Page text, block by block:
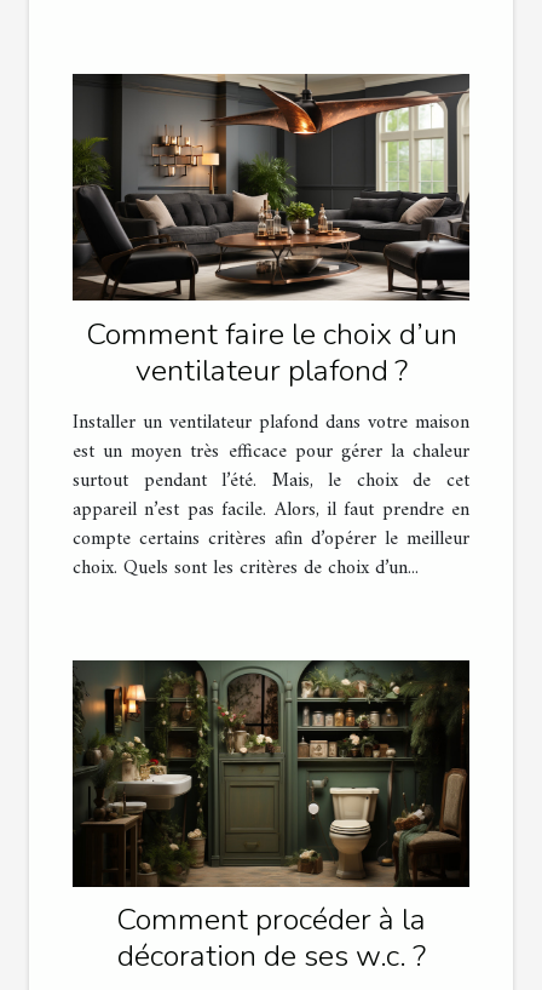
Comment faire le choix d’un
ventilateur plafond ?
Installer un ventilateur plafond dans votre maison
est un moyen très efficace pour gérer la chaleur
surtout pendant l’été. Mais, le choix de cet
appareil n’est pas facile. Alors, il faut prendre en
compte certains critères afin d’opérer le meilleur
choix. Quels sont les critères de choix d’un...
Comment procéder à la
décoration de ses w.c. ?